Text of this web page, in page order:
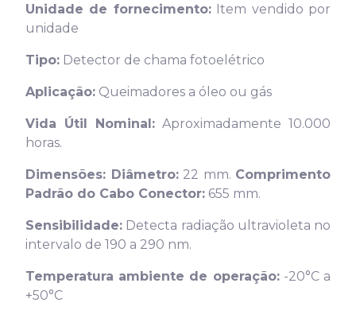
Unidade de fornecimento:Item vendido por
unidade
Tipo: Detector de chama fotoelétrico
Aplicação: Queimadores a óleo ou gás
Vida Útil Nominal: Aproximadamente 10.000
horas.
Dimensões: Diâmetro:22 mm. Comprimento
Padrão do Cabo Conector: 655 mm.
Sensibilidade: Detecta radiação ultravioleta no
intervalo de 190 a 290 nm.
Temperatura ambiente de operação:-20°C a
+50°C